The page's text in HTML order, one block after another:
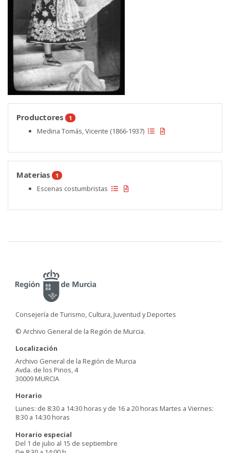
Productores 1
Medina Tomás, Vicente (1866-1937)
Materias 1
Escenas costumbristas
Consejería de Turismo, Cultura, Juventud y Deportes
© Archivo General de la Región de Murcia.
Localización
Archivo General de la Región de Murcia
Avda. de los Pinos, 4
30009 MURCIA
Horario
Lunes: de 8:30 a 14:30 horas y de 16 a 20 horas Martes a Viernes:
8:30 a 14:30 horas
Horario especial
Del 1 de julio al 15 de septiembre